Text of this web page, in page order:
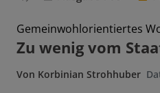
vorlesen
Gemeinwohlorientiertes
Zu wenig vom
Von Korbinian Strohhuber